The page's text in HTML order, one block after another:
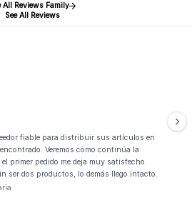
All Reviews Family
See All Reviews
fiable para distribuir sus artículos en
Veremos cómo continúa la
primer pedido me deja muy satisfecho.
ser dos productos, lo demás llego intacto.